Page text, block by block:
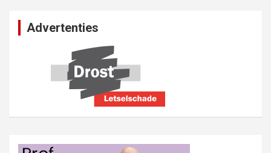
Advertenties